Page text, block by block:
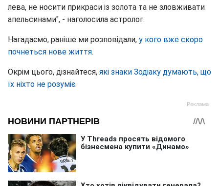
лева, не носити прикраси із золота та не зловживати
апельсинами", - наголосила астролог.
Нагадаємо, раніше ми розповідали, у кого вже скоро
почнеться нове життя.
Окрім цього, дізнайтеся, які знаки Зодіаку думають, що
їх ніхто не розуміє.